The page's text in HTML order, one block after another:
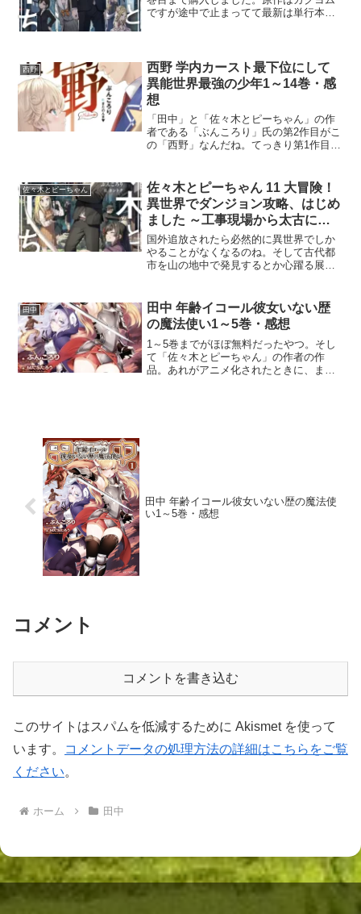
ですが途中で止まってて最新は単行本だ
は想像できない魔法を...
西野
西野 学内カースト最下位にして
異能世界最強の少年1～14巻・感
想
「田中」と「佐々木とピーちゃん」の作
者である「ぶんころり」氏の第2作目がこ
の「西野」なんだね。てっきり第1作目か
までで全巻だったけど、SS集が出てそれ
は読んでいな...
佐々木とピーちゃん
佐々木とピーちゃん 11 大冒険！
異世界でダンジョン攻略、はじめ
ました ～工事現場から太古に滅
亡した文明の遺跡が出土しまして
～・感想
国外追放されたら必然的に異世界でしか
やることがなくなるのね。そして古代都
市を山の地中で発見するとか心躍る展開
はメチャクチャ過ぎて閉口だったわ。マ
ルクの地位を共和国内に持...
田中
田中 年齢イコール彼女いない歴
の魔法使い1～5巻・感想
1～5巻までがほぼ無料だったやつ。そし
て「佐々木とピーちゃん」の作者の作
品。あれがアニメ化されたときに、まと
田中 年齢イコール彼女いない歴の魔法使
い1～5巻・感想
コメント
コメントを書き込む
このサイトはスパムを低減するために Akismet を使って
います。
コメントデータの処理方法の詳細はこちらをご覧
ください。
ホーム 田中